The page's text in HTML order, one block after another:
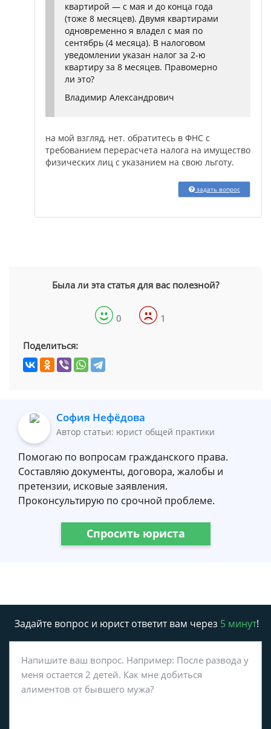
квартирой — с мая и до конца года
(тоже 8 месяцев). Двумя квартирами
одновременно я владел с мая по
сентябрь (4 месяца). В налоговом
уведомлении указан налог за 2-ю
квартиру за 8 месяцев. Правомерно
ли это?
Владимир Александрович
на мой взгляд, нет. обратитесь в ФНС с
требованием перерасчета налога на имущество
физических лиц с указанием на свою льготу.
задать вопрос
Была ли эта статья для вас полезной?
0 1
Поделиться:
София Нефёдова
Автор статьи: юрист общей практики
Помогаю по вопросам гражданского права.
Составляю документы, договора, жалобы и
претензии, исковые заявления.
Проконсультирую по срочной проблеме.
Спросить юриста
Задайте вопрос и юрист ответит вам через 5 минут!